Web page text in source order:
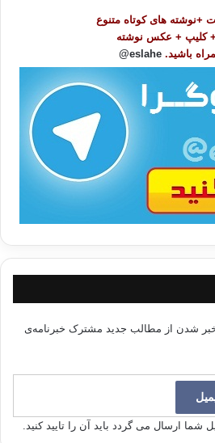
+نوشته های کوتاه متنوع
کلیپ + عکس نوشته
باشید. eslahe@
شدن از مطالب جدید مشترک خبرنامه‌ی
شما ارسال می گردد باید آن را تایید کنید.